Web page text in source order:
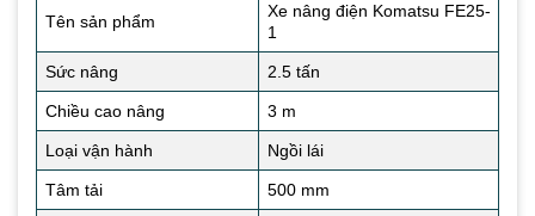
Tên sản phẩm
Xe nâng điện Komatsu FE25-
1
Sức nâng 2.5 tấn
Chiều cao nâng 3 m
Loại vận hành Ngồi lái
Tâm tải 500 mm